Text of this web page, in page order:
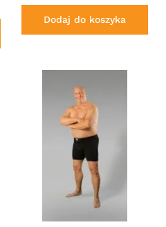
Dodaj do koszyka